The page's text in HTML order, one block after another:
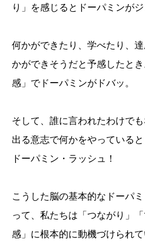
り」を感じるとドーパミンがジ
何かができたり、学べたり、
かができそうだと予感したと
感」でドーパミンがドバッ。
そして、誰に言われたわけで
出る意志で何かをやっている
ドーパミン・ラッシュ！
こうした脳の基本的なドーパ
って、私たちは「つながり」
感」に根本的に動機づけられて